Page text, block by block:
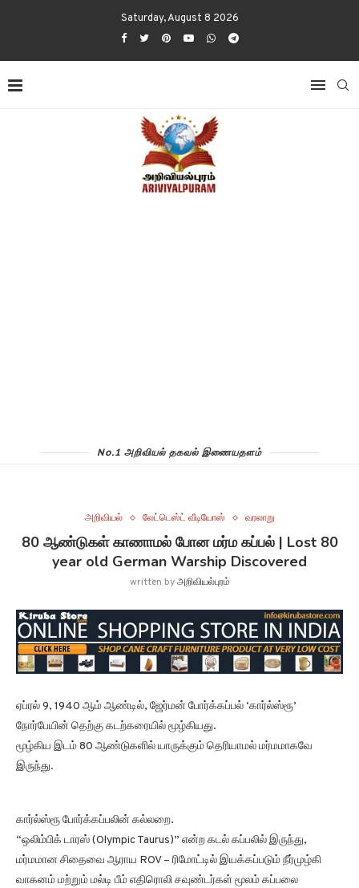
Saturday, August 8 2026
No.1 அறிவியல் தகவல் இணையதளம்
அறிவியல் லேட்டெஸ்ட் வீடியோஸ் வரலாறு
80 ஆண்டுகள் காணாமல் போன மர்ம கப்பல் | Lost 80
year old German Warship Discovered
written byஅறிவியல்புரம்
ஏப்ரல் 9, 1940 ஆம் ஆண்டில், ஜேர்மன் போர்க்கப்பல் ‘கார்ல்ஸ்ரூ’
நோர்பேயின் தெற்கு கடற்கரையில் மூழ்கியது.
மூழ்கிய இடம் 80 ஆண்டுகளில் யாருக்கும் தெரியாமல் மர்மமாகவே
இருந்து.
கார்ல்ஸ்ரூ போர்க்கப்பலின் கல்லறை.
“ஒலிம்பிக் டாரஸ் (Olympic Taurus)” என்ற கடல் கப்பலில் இருந்து,
மர்மமான சிதைவை ஆராய ROV – ரிமோட்டில் இயக்கப்படும் நீர்முழ்கி
வாகனம் மற்றும் மல்டி பீம் எதிரொலி சவுண்டர்கள் மூலம் கப்பலை